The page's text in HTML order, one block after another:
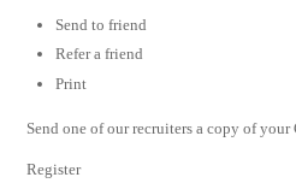
Send to friend
Refer a friend
Print
Send one of our recruiters a copy of your
Register